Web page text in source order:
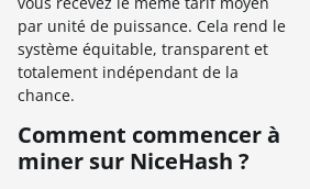
par unité de puissance. Cela rend le
système équitable, transparent et
totalement indépendant de la
chance.
Comment commencer à
miner sur NiceHash ?